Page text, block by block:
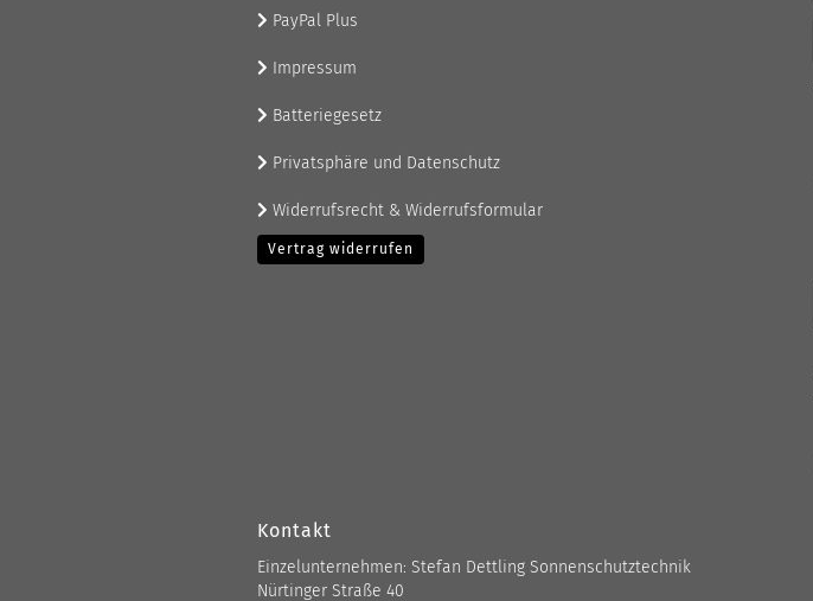
PayPal Plus
Impressum
Batteriegesetz
Privatsphäre und Datenschutz
Widerrufsrecht & Widerrufsformular
Vertrag widerrufen
Kontakt
Einzelunternehmen: Stefan Dettling Sonnenschutztechnik
Nürtinger Straße 40